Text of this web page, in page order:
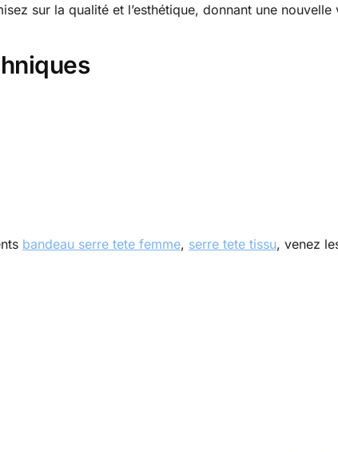
sur la qualité et l’esthétique, donnant une
bandeau serre tete femme, serre tete tissu, venez